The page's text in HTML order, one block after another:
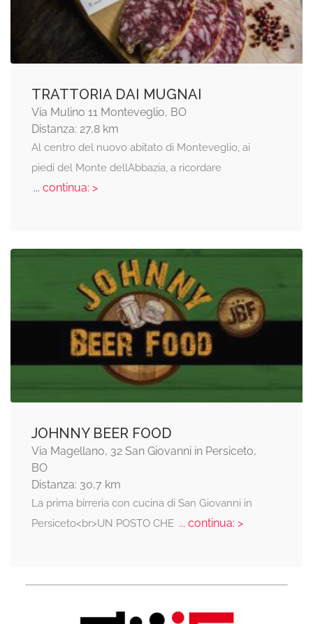
TRATTORIA DAI MUGNAI
Via Mulino 11 Monteveglio, BO
Distanza: 27,8 km
Al centro del nuovo abitato di Monteveglio, ai
piedi del Monte dellAbbazia, a ricordare
... continua: >
JOHNNY BEER FOOD
Via Magellano, 32 San Giovanni in Persiceto,
BO
Distanza: 30,7 km
La prima birreria con cucina di San Giovanni in
Persiceto<br>UN POSTO CHE... continua: >